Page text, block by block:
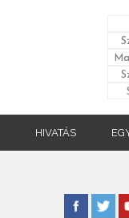
HIVATÁS